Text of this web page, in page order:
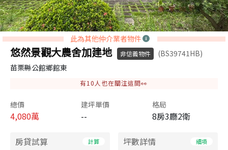
此為其他仲介業者物件
悠然景觀大農舍加建地 非信義物件
(BS39741HB)
苗栗縣公館鄉館東
有10 人也在關注這間👀
總價
4,080萬
建坪單價
--
格局
8房3廳2衛
房貸試算 計算 坪數詳情 細項